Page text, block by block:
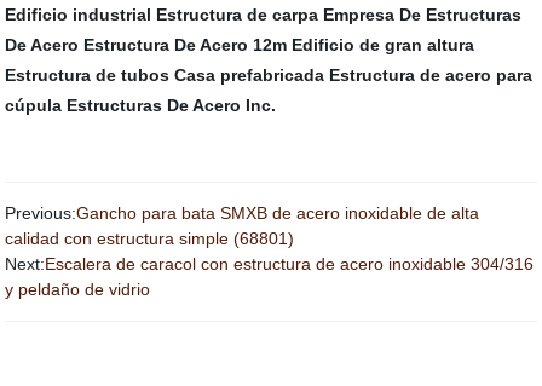
Edificio industrial Estructura de carpa Empresa De Estructuras
De Acero Estructura De Acero 12m Edificio de gran altura
Estructura de tubos Casa prefabricada Estructura de acero para
cúpula Estructuras De Acero Inc.
Previous:Gancho para bata SMXB de acero inoxidable de alta
calidad con estructura simple (68801)
Next:Escalera de caracol con estructura de acero inoxidable 304/316
y peldaño de vidrio